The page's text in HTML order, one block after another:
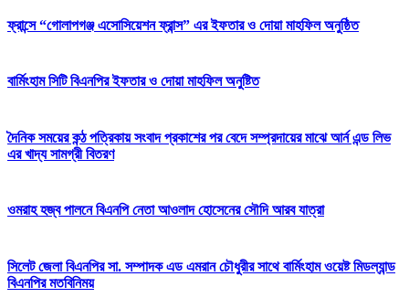
ফ্রান্সে “গোলাপগঞ্জ এসোসিয়েশন ফ্রান্স” এর ইফতার ও দোয়া মাহফিল অনুষ্ঠিত
বার্মিংহাম সিটি বিএনপির ইফতার ও দোয়া মাহফিল অনুষ্টিত
দৈনিক সময়ের কন্ঠ পত্রিকায় সংবাদ প্রকাশের পর বেদে সম্প্রদায়ের মাঝে আর্ন এন্ড লিভ
এর খাদ্য সামগ্রী বিতরণ
ওমরাহ হজ্ব পালনে বিএনপি নেতা আওলাদ হোসেনের সৌদি আরব যাত্রা
সিলেট জেলা বিএনপির সা. সম্পাদক এড এমরান চৌধুরীর সাথে বার্মিংহাম ওয়েষ্ট মিডল্যান্ড
বিএনপির মতবিনিময়